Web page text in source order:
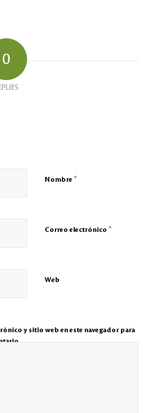
0
Nombre*
Correo electrónico *
Web
y sitio web en este navegador para